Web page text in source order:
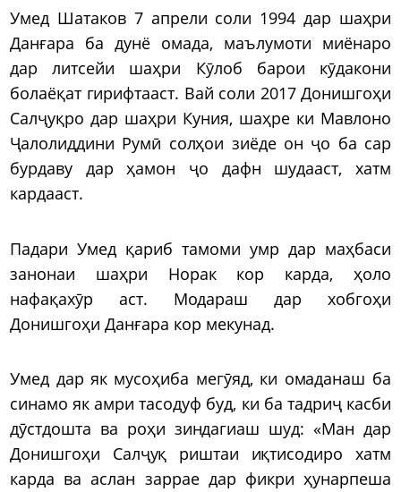
Умед Шатаков 7 апрели соли 1994 дар шаҳри
Данғара ба дунё омада, маълумоти миёнаро
дар литсейи шаҳри Кӯлоб барои кӯдакони
болаёқат гирифтааст. Вай соли 2017 Донишгоҳи
Салҷуқро дар шаҳри Куния, шаҳре ки Мавлоно
Ҷалолиддини Румӣ солҳои зиёде он ҷо ба сар
бурдаву дар ҳамон ҷо дафн шудааст, хатм
кардааст.
Падари Умед қариб тамоми умр дар маҳбаси
занонаи шаҳри Норак кор карда, ҳоло
нафақахӯр аст. Модараш дар хобгоҳи
Донишгоҳи Данғара кор мекунад.
Умед дар як мусоҳиба мегӯяд, ки омаданаш ба
синамо як амри тасодуф буд, ки ба тадриҷ касби
дӯстдошта ва роҳи зиндагиаш шуд: «Ман дар
Донишгоҳи Салҷуқ риштаи иқтисодиро хатм
карда ва аслан заррае дар фикри ҳунарпеша